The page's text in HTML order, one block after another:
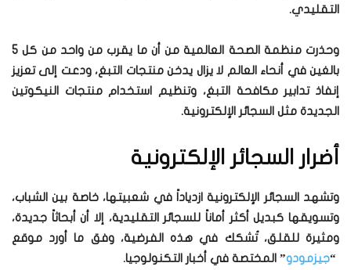
التقليدي.
وحذرت منظمة الصحة العالمية من أن ما يقرب من واحد من كل 5
بالغين في أنحاء العالم لا يزال يدخن منتجات التبغ، ودعت إلى تعزيز
إنفاذ تدابير مكافحة التبغ، وتنظيم استخدام منتجات النيكوتين
الجديدة مثل السجائر الإلكترونية.
أضرار السجائر الإلكترونية
وتشهد السجائر الإلكترونية ازدياداً في شعبيتها، خاصة بين الشباب،
وتسويقها كبديل أكثر أماناً للسجائر التقليدية، إلا أن أبحاثاً جديدة،
ومثيرة للقلق، تُشكك في هذه الفرضية، وفق ما أورد موقع
“جيزمودو” المختصة في أخبار التكنولوجيا.